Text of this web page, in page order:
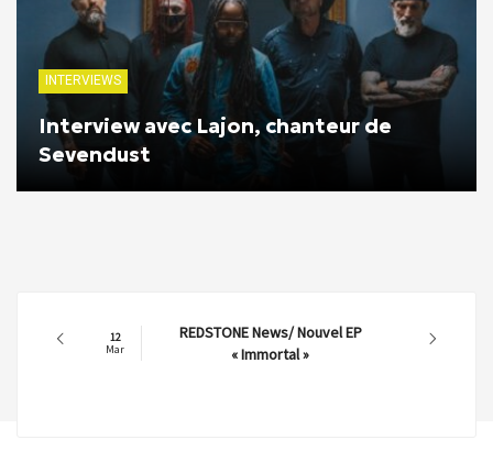
INTERVIEWS
Interview avec Lajon, chanteur de
Sevendust
12
Mar
REDSTONE News/ Nouvel EP
« Immortal »